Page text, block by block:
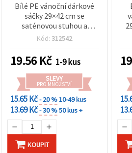
Bílé PE vánoční dárkové
sáčky 29×42 cm se
saténovou stuhou a
zlatým barevným
Kód: 312542
19.56 Kč 1-9 kus
SLEVY
PRO MNOŽSTVÍ
15.65 Kč- 20 %10-49 kus
13.69 Kč- 30 %50 kus +
KOUPIT